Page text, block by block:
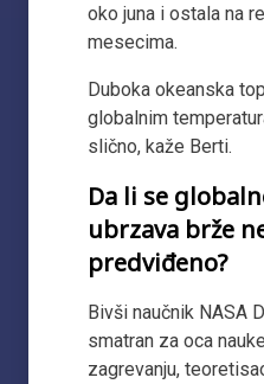
oko juna i ostala na
mesecima.
Duboka okeanska
globalnim
slično, kaže Berti.
Da li se
ubrzava brže
predviđeno?
Bivši naučnik NASA
smatran za oca
zagrevanju,